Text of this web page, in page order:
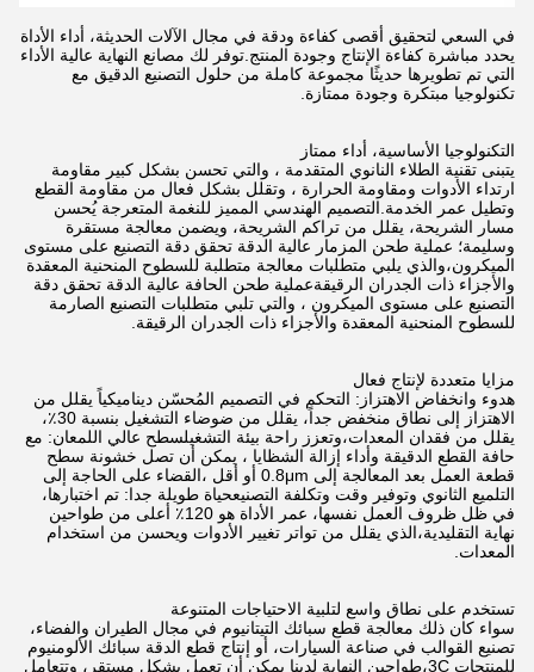
في السعي لتحقيق أقصى كفاءة ودقة في مجال الآلات الحديثة، أداء الأداة
يحدد مباشرة كفاءة الإنتاج وجودة المنتج.توفر لك مصانع النهاية عالية الأداء
التي تم تطويرها حديثًا مجموعة كاملة من حلول التصنيع الدقيق مع
تكنولوجيا مبتكرة وجودة ممتازة.
التكنولوجيا الأساسية، أداء ممتاز
يتبنى تقنية الطلاء النانوي المتقدمة ، والتي تحسن بشكل كبير مقاومة
ارتداء الأدوات ومقاومة الحرارة ، وتقلل بشكل فعال من مقاومة القطع
وتطيل عمر الخدمة.التصميم الهندسي المميز للنغمة المتعرجة يُحسن
مسار الشريحة، يقلل من تراكم الشريحة، ويضمن معالجة مستقرة
وسليمة؛ عملية طحن المزمار عالية الدقة تحقق دقة التصنيع على مستوى
الميكرون،والذي يلبي متطلبات معالجة متطلبة للسطوح المنحنية المعقدة
والأجزاء ذات الجدران الرقيقةعملية طحن الحافة عالية الدقة تحقق دقة
التصنيع على مستوى الميكرون ، والتي تلبي متطلبات التصنيع الصارمة
للسطوح المنحنية المعقدة والأجزاء ذات الجدران الرقيقة.
مزايا متعددة لإنتاج فعال
هدوء وانخفاض الاهتزاز: التحكم في التصميم المُحسّن ديناميكياً يقلل من
الاهتزاز إلى نطاق منخفض جداً، يقلل من ضوضاء التشغيل بنسبة 30٪،
يقلل من فقدان المعدات،وتعزز راحة بيئة التشغيلسطح عالي اللمعان: مع
حافة القطع الدقيقة وأداء إزالة الشظايا ، يمكن أن تصل خشونة سطح
قطعة العمل بعد المعالجة إلى 0.8μm أو أقل ،القضاء على الحاجة إلى
التلميع الثانوي وتوفير وقت وتكلفة التصنيعحياة طويلة جدا: تم اختبارها،
في ظل ظروف العمل نفسها، عمر الأداة هو 120٪ أعلى من طواحين
نهاية التقليدية،الذي يقلل من تواتر تغيير الأدوات ويحسن من استخدام
المعدات.
تستخدم على نطاق واسع لتلبية الاحتياجات المتنوعة
سواء كان ذلك معالجة قطع سبائك التيتانيوم في مجال الطيران والفضاء،
تصنيع القوالب في صناعة السيارات، أو إنتاج قطع الدقة سبائك الألومنيوم
للمنتجات 3C،طواحين النهاية لدينا يمكن أن تعمل بشكل مستقر، وتتعامل